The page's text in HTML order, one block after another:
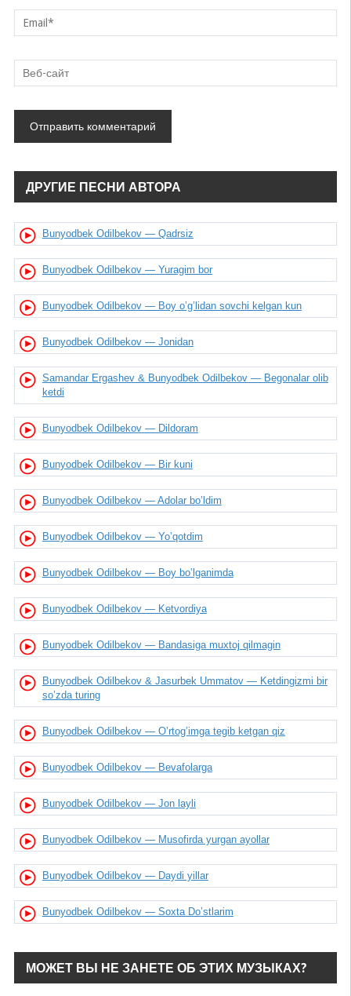
ДРУГИЕ ПЕСНИ АВТОРА
Bunyodbek Odilbekov — Qadrsiz
Bunyodbek Odilbekov — Yuragim bor
Bunyodbek Odilbekov — Boy o’g’lidan sovchi kelgan kun
Bunyodbek Odilbekov — Jonidan
Samandar Ergashev & Bunyodbek Odilbekov — Begonalar olib
ketdi
Bunyodbek Odilbekov — Dildoram
Bunyodbek Odilbekov — Bir kuni
Bunyodbek Odilbekov — Adolar bo’ldim
Bunyodbek Odilbekov — Yo’qotdim
Bunyodbek Odilbekov — Boy bo’lganimda
Bunyodbek Odilbekov — Ketvordiya
Bunyodbek Odilbekov — Bandasiga muxtoj qilmagin
Bunyodbek Odilbekov & Jasurbek Ummatov — Ketdingizmi bir
so’zda turing
Bunyodbek Odilbekov — O’rtog’imga tegib ketgan qiz
Bunyodbek Odilbekov — Bevafolarga
Bunyodbek Odilbekov — Jon layli
Bunyodbek Odilbekov — Musofirda yurgan ayollar
Bunyodbek Odilbekov — Daydi yillar
Bunyodbek Odilbekov — Soxta Do’stlarim
МОЖЕТ ВЫ НЕ ЗАНЕТЕ ОБ ЭТИХ МУЗЫКАХ?